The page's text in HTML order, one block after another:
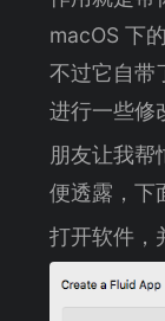
macOS 下
不过它自带
进行一些修
朋友让我帮
便透露，下
打开软件，